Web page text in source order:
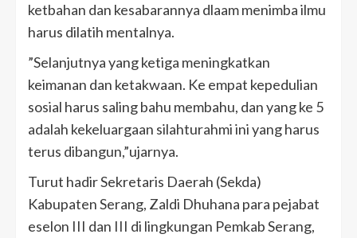
ketbahan dan kesabarannya dlaam menimba ilmu
harus dilatih mentalnya.
”Selanjutnya yang ketiga meningkatkan
keimanan dan ketakwaan. Ke empat kepedulian
sosial harus saling bahu membahu, dan yang ke 5
adalah kekeluargaan silahturahmi ini yang harus
terus dibangun,”ujarnya.
Turut hadir Sekretaris Daerah (Sekda)
Kabupaten Serang, Zaldi Dhuhana para pejabat
eselon III dan III di lingkungan Pemkab Serang,